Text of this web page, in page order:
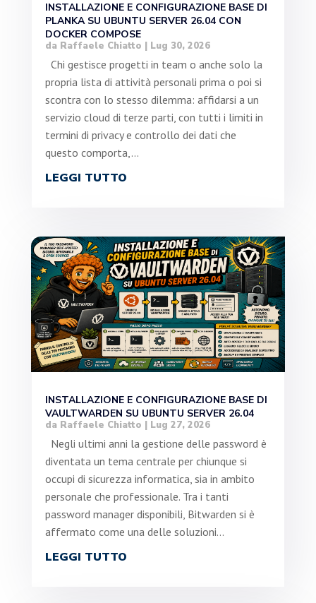
INSTALLAZIONE E CONFIGURAZIONE BASE DI
PLANKA SU UBUNTU SERVER 26.04 CON
DOCKER COMPOSE
da Raffaele Chiatto Lug 30, 2026
Chi gestisce progetti in team o anche solo la
propria lista di attività personali prima o poi si
scontra con lo stesso dilemma: affidarsi a un
servizio cloud di terze parti, con tutti i limiti in
termini di privacy e controllo dei dati che
questo comporta,...
LEGGI TUTTO
INSTALLAZIONE E CONFIGURAZIONE BASE DI
VAULTWARDEN SU UBUNTU SERVER 26.04
da Raffaele Chiatto | Lug 27, 2026
Negli ultimi anni la gestione delle password è
diventata un tema centrale per chiunque si
occupi di sicurezza informatica, sia in ambito
personale che professionale. Tra i tanti
password manager disponibili, Bitwarden si è
affermato come una delle soluzioni...
LEGGI TUTTO